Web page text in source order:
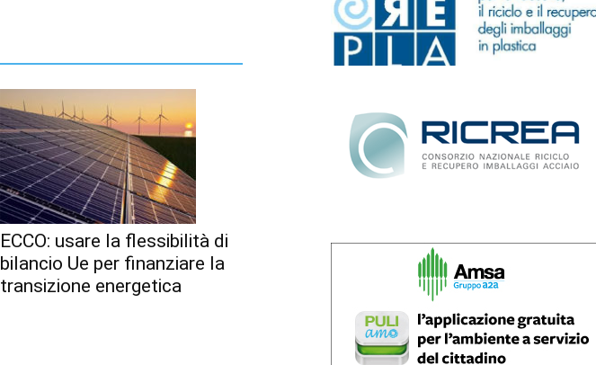
ECCO: usare la flessibilità di
bilancio Ue per finanziare la
transizione energetica